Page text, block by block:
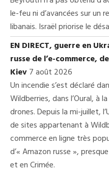
le-feu ni d’avancées sur un
libanais. Israël priorise le
EN DIRECT, guerre en
russe de l’e-commerce,
Kiev7 août 2026
Un incendie s’est déclaré
Wildberries, dans l’Oural, à
drones. Depuis la mi-juillet,
de sites appartenant à
commerce en ligne très
d’« Amazon russe »,
et en Crimée.